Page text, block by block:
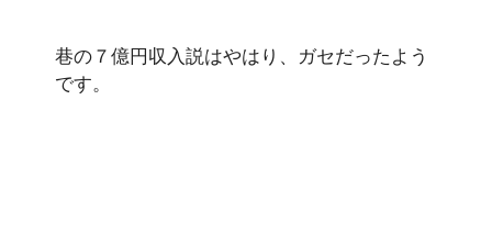
巷の７億円収入説はやはり、ガセだったよう
です。